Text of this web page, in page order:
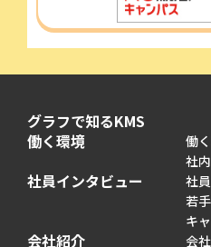
グラフで知るKMS
働く環境
働
社
社員インタビュー
社
若
キ
会社紹介 会